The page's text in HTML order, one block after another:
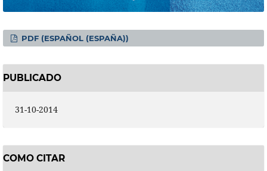
PDF (ESPAÑOL (ESPAÑA))
PUBLICADO
31-10-2014
COMO CITAR